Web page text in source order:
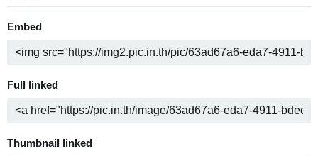
Embed
Full linked
Thumbnail linked